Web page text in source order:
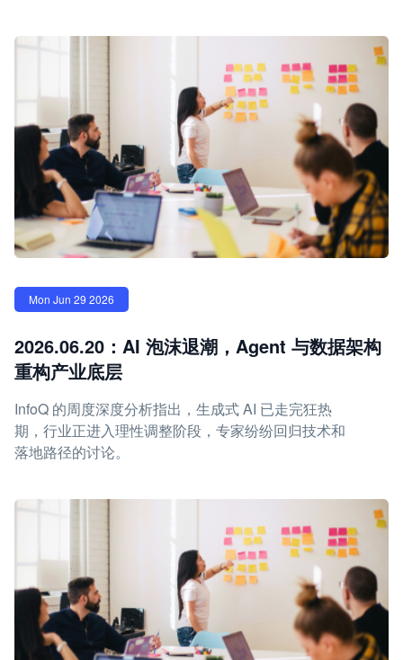
Mon Jun 29 2026
2026.06.20：AI 泡沫退潮，Agent 与数据架构
重构产业底层
InfoQ 的周度深度分析指出，生成式 AI 已走完狂热
期，行业正进入理性调整阶段，专家纷纷回归技术和
落地路径的讨论。